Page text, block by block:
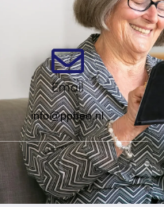
Email
info@ppbeo.nl